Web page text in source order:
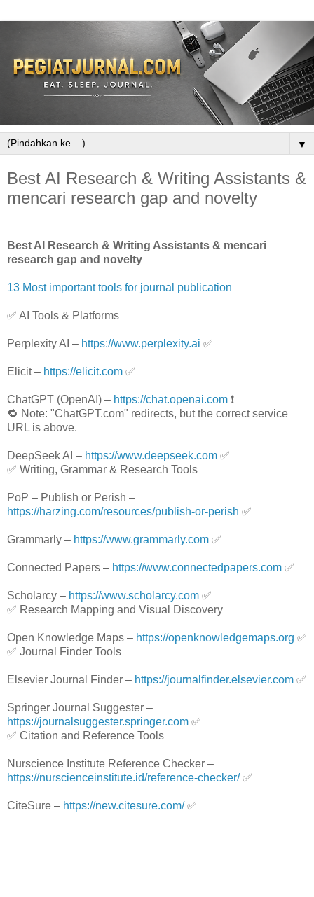
▼
Best AI Research & Writing Assistants &
mencari research gap and novelty
Best AI Research & Writing Assistants & mencari
research gap and novelty
13 Most important tools for journal publication
✅ AI Tools & Platforms
Perplexity AI – https://www.perplexity.ai ✅
Elicit – https://elicit.com ✅
ChatGPT (OpenAI) – https://chat.openai.com ❗
🔁 Note: "ChatGPT.com" redirects, but the correct service
URL is above.
DeepSeek AI – https://www.deepseek.com ✅
✅ Writing, Grammar & Research Tools
PoP – Publish or Perish –
https://harzing.com/resources/publish-or-perish ✅
Grammarly – https://www.grammarly.com ✅
Connected Papers – https://www.connectedpapers.com ✅
Scholarcy – https://www.scholarcy.com ✅
✅ Research Mapping and Visual Discovery
Open Knowledge Maps – https://openknowledgemaps.org ✅
✅ Journal Finder Tools
Elsevier Journal Finder – https://journalfinder.elsevier.com ✅
Springer Journal Suggester –
https://journalsuggester.springer.com ✅
✅ Citation and Reference Tools
Nurscience Institute Reference Checker –
https://nurscienceinstitute.id/reference-checker/✅
CiteSure – https://new.citesure.com/✅